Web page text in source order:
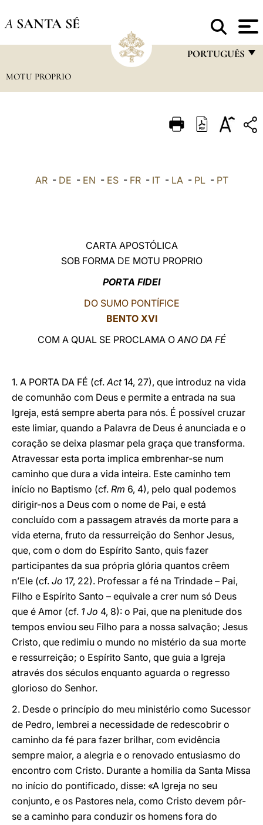
A SANTA SÉ
PORTUGUÊS
ITALIANO
中文
MOTU PROPRIO
AR- DE - EN - ES- FR- IT- LA- PL- PT
CARTA APOSTÓLICA
SOB FORMA DE MOTU PROPRIO
PORTA FIDEI
DO SUMO PONTÍFICE
BENTO XVI
COM A QUAL SE PROCLAMA OANO DA FÉ
1. A PORTA DA FÉ (cf.Act14, 27), que introduz na vida
de comunhão com Deus e permite a entrada na sua
Igreja, está sempre aberta para nós. É possível cruzar
este limiar, quando a Palavra de Deus é anunciada e o
coração se deixa plasmar pela graça que transforma.
Atravessar esta porta implica embrenhar-se num
caminho que dura a vida inteira. Este caminho tem
início no Baptismo (cf. Rm 6, 4), pelo qual podemos
dirigir-nos a Deus com o nome de Pai, e está
concluído com a passagem através da morte para a
vida eterna, fruto da ressurreição do Senhor Jesus,
que, com o dom do Espírito Santo, quis fazer
participantes da sua própria glória quantos crêem
n’Ele (cf. Jo 17, 22). Professar a fé na Trindade – Pai,
Filho e Espírito Santo – equivale a crer num só Deus
que é Amor (cf. 1 Jo 4, 8): o Pai, que na plenitude dos
tempos enviou seu Filho para a nossa salvação; Jesus
Cristo, que redimiu o mundo no mistério da sua morte
e ressurreição; o Espírito Santo, que guia a Igreja
através dos séculos enquanto aguarda o regresso
glorioso do Senhor.
2. Desde o princípio do meu ministério como Sucessor
de Pedro, lembrei a necessidade de redescobrir o
caminho da fé para fazer brilhar, com evidência
sempre maior, a alegria e o renovado entusiasmo do
encontro com Cristo. Durante a homilia da Santa Missa
no início do pontificado, disse: «A Igreja no seu
conjunto, e os Pastores nela, como Cristo devem pôr-
se a caminho para conduzir os homens fora do